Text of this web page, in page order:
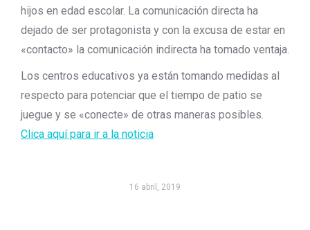
hijos en edad escolar. La comunicación directa ha
dejado de ser protagonista y con la excusa de estar en
«contacto» la comunicación indirecta ha tomado ventaja.
Los centros educativos ya están tomando medidas al
respecto para potenciar que el tiempo de patio se
juegue y se «conecte» de otras maneras posibles.
Clica aquí para ir a la noticia
16 abril, 2019